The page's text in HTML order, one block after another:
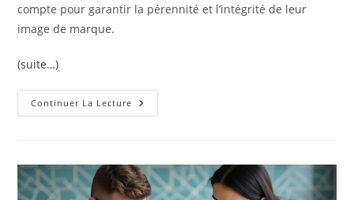
compte pour garantir la pérennité et l’intégrité de leur
image de marque.
(suite…)
Continuer La Lecture Comment
Puis-
De
Domaine
?